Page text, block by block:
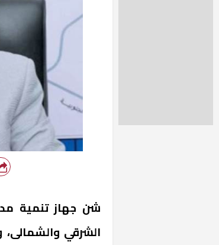
الشرقي